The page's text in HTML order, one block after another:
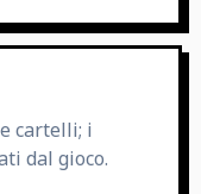
cartelli; i
dal gioco.